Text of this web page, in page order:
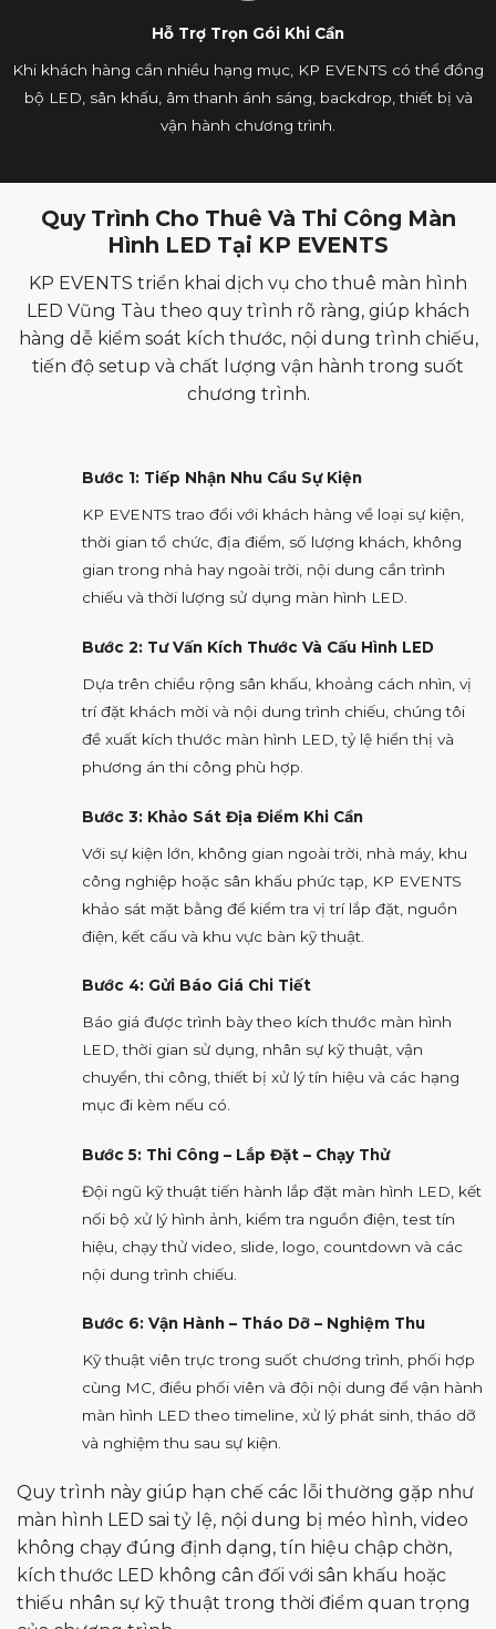
Hỗ Trợ Trọn Gói Khi Cần
Khi khách hàng cần nhiều hạng mục, KP EVENTS có thể đồng
bộ LED, sân khấu, âm thanh ánh sáng, backdrop, thiết bị và
vận hành chương trình.
Quy Trình Cho Thuê Và Thi Công Màn
Hình LED Tại KP EVENTS
KP EVENTS triển khai dịch vụ cho thuê màn hình
LED Vũng Tàu theo quy trình rõ ràng, giúp khách
hàng dễ kiểm soát kích thước, nội dung trình chiếu,
tiến độ setup và chất lượng vận hành trong suốt
chương trình.
Bước 1: Tiếp Nhận Nhu Cầu Sự Kiện
KP EVENTS trao đổi với khách hàng về loại sự kiện,
thời gian tổ chức, địa điểm, số lượng khách, không
gian trong nhà hay ngoài trời, nội dung cần trình
chiếu và thời lượng sử dụng màn hình LED.
Bước 2: Tư Vấn Kích Thước Và Cấu Hình LED
Dựa trên chiều rộng sân khấu, khoảng cách nhìn, vị
trí đặt khách mời và nội dung trình chiếu, chúng tôi
đề xuất kích thước màn hình LED, tỷ lệ hiển thị và
phương án thi công phù hợp.
Bước 3: Khảo Sát Địa Điểm Khi Cần
Với sự kiện lớn, không gian ngoài trời, nhà máy, khu
công nghiệp hoặc sân khấu phức tạp, KP EVENTS
khảo sát mặt bằng để kiểm tra vị trí lắp đặt, nguồn
điện, kết cấu và khu vực bàn kỹ thuật.
Bước 4: Gửi Báo Giá Chi Tiết
Báo giá được trình bày theo kích thước màn hình
LED, thời gian sử dụng, nhân sự kỹ thuật, vận
chuyển, thi công, thiết bị xử lý tín hiệu và các hạng
mục đi kèm nếu có.
Bước 5: Thi Công – Lắp Đặt – Chạy Thử
Đội ngũ kỹ thuật tiến hành lắp đặt màn hình LED, kết
nối bộ xử lý hình ảnh, kiểm tra nguồn điện, test tín
hiệu, chạy thử video, slide, logo, countdown và các
nội dung trình chiếu.
Bước 6: Vận Hành – Tháo Dỡ – Nghiệm Thu
Kỹ thuật viên trực trong suốt chương trình, phối hợp
cùng MC, điều phối viên và đội nội dung để vận hành
màn hình LED theo timeline, xử lý phát sinh, tháo dỡ
và nghiệm thu sau sự kiện.
Quy trình này giúp hạn chế các lỗi thường gặp như
màn hình LED sai tỷ lệ, nội dung bị méo hình, video
không chạy đúng định dạng, tín hiệu chập chờn,
kích thước LED không cân đối với sân khấu hoặc
thiếu nhân sự kỹ thuật trong thời điểm quan trọng